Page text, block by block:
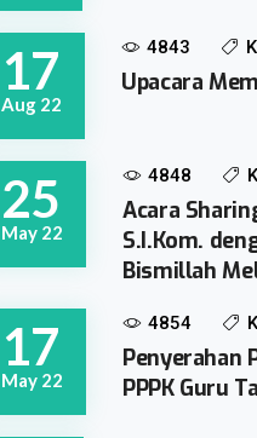
17
Aug 22
4843
Upacara
25
May 22
4848
Acara
S.I.Kom.
Bismillah
17
May 22
4854
Penyerahan
PPPK Guru